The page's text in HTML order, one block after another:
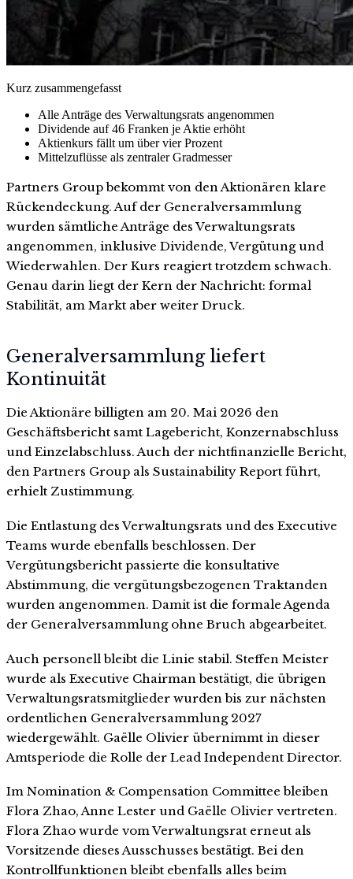
Kurz zusammengefasst
Alle Anträge des Verwaltungsrats angenommen
Dividende auf 46 Franken je Aktie erhöht
Aktienkurs fällt um über vier Prozent
Mittelzuflüsse als zentraler Gradmesser
Partners Group bekommt von den Aktionären klare
Rückendeckung. Auf der Generalversammlung
wurden sämtliche Anträge des Verwaltungsrats
angenommen, inklusive Dividende, Vergütung und
Wiederwahlen. Der Kurs reagiert trotzdem schwach.
Genau darin liegt der Kern der Nachricht: formal
Stabilität, am Markt aber weiter Druck.
Generalversammlung liefert
Kontinuität
Die Aktionäre billigten am 20. Mai 2026 den
Geschäftsbericht samt Lagebericht, Konzernabschluss
und Einzelabschluss. Auch der nichtfinanzielle Bericht,
den Partners Group als Sustainability Report führt,
erhielt Zustimmung.
Die Entlastung des Verwaltungsrats und des Executive
Teams wurde ebenfalls beschlossen. Der
Vergütungsbericht passierte die konsultative
Abstimmung, die vergütungsbezogenen Traktanden
wurden angenommen. Damit ist die formale Agenda
der Generalversammlung ohne Bruch abgearbeitet.
Auch personell bleibt die Linie stabil. Steffen Meister
wurde als Executive Chairman bestätigt, die übrigen
Verwaltungsratsmitglieder wurden bis zur nächsten
ordentlichen Generalversammlung 2027
wiedergewählt. Gaëlle Olivier übernimmt in dieser
Amtsperiode die Rolle der Lead Independent Director.
Im Nomination & Compensation Committee bleiben
Flora Zhao, Anne Lester und Gaëlle Olivier vertreten.
Flora Zhao wurde vom Verwaltungsrat erneut als
Vorsitzende dieses Ausschusses bestätigt. Bei den
Kontrollfunktionen bleibt ebenfalls alles beim